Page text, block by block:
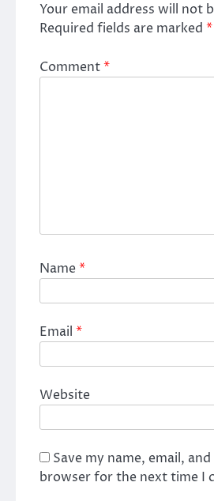
Your email address will not
Required fields are marked *
Comment*
Name*
Email *
Website
Save my name, email,
browser for the next time I